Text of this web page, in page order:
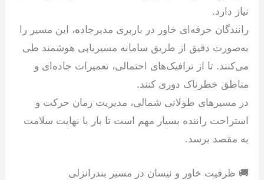
نیاز دارد.
رانندگان حرفه‌ای خاور در باربری مدیرجاده، این مسیر را
به‌صورت دقیق از طریق سامانه مسیر‌یابی هوشمند طی
می‌کنند. تا از ترافیک‌های احتمالی، تعمیرات جاده‌ای و
مناطق خطرناک دوری کنند.
در مسیرهای طولانی شمالی، مدیریت زمان حرکت و
استراحت راننده بسیار مهم است تا بار با نهایت سلامت
به مقصد برسد.
🚚 ظرفیت خاور و نیسان در مسیر بندرانزلی